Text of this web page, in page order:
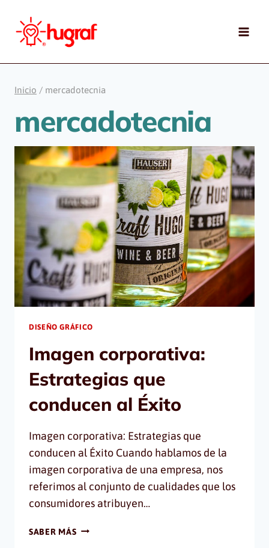
contenido
Inicio / mercadotecnia
mercadotecnia
DISEÑO GRÁFICO
Imagen corporativa:
Estrategias que
conducen al Éxito
Imagen corporativa: Estrategias que
conducen al Éxito Cuando hablamos de la
imagen corporativa de una empresa, nos
referimos al conjunto de cualidades que los
consumidores atribuyen…
SABER MÁSIMAGEN